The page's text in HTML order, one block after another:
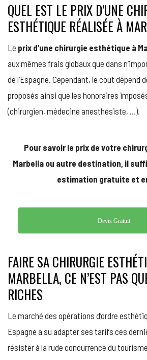
QUEL EST LE PRIX D’UNE
ESTHÉTIQUE RÉALISÉE À
Le prix d’une chirurgie esthétique à
aux mêmes frais globaux que dans
de l’Espagne. Cependant, le cout dépend
proposés ainsi que les honoraires
(chirurgien, médecine anesthésiste, …).
Pour savoir le prix de votre
Marbella ou autre destination, il
estimation gratuite et
Devis Gratuit
FAIRE SA CHIRURGIE
MARBELLA, CE N’EST PAS
RICHES
Le marché des opérations d’ordre
Espagne a su adapter ses tarifs ces
résister à la rude concurrence du